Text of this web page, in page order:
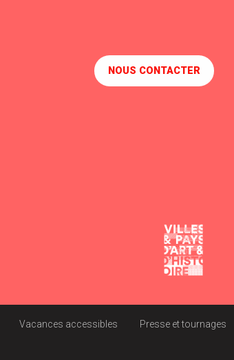
NOUS CONTACTER
Vacances accessibles Presse et tournages